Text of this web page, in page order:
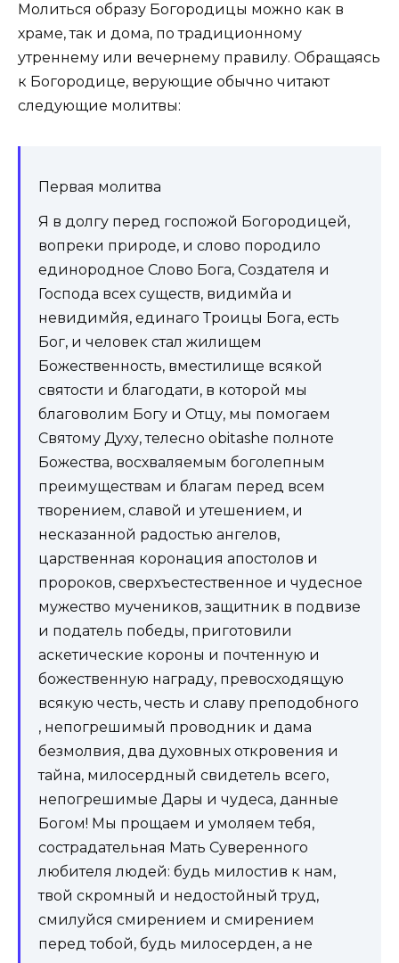
Молиться образу Богородицы можно как в
храме, так и дома, по традиционному
утреннему или вечернему правилу. Обращаясь
к Богородице, верующие обычно читают
следующие молитвы:
Первая молитва
Я в долгу перед госпожой Богородицей,
вопреки природе, и слово породило
единородное Слово Бога, Создателя и
Господа всех существ, видимйа и
невидимйя, единаго Троицы Бога, есть
Бог, и человек стал жилищем
Божественность, вместилище всякой
святости и благодати, в которой мы
благоволим Богу и Отцу, мы помогаем
Святому Духу, телесно obitashe полноте
Божества, восхваляемым боголепным
преимуществам и благам перед всем
творением, славой и утешением, и
несказанной радостью ангелов,
царственная коронация апостолов и
пророков, сверхъестественное и чудесное
мужество мучеников, защитник в подвизе
и податель победы, приготовили
аскетические короны и почтенную и
божественную награду, превосходящую
всякую честь, честь и славу преподобного
, непогрешимый проводник и дама
безмолвия, два духовных откровения и
тайна, милосердный свидетель всего,
непогрешимые Дары и чудеса, данные
Богом! Мы прощаем и умоляем тебя,
сострадательная Мать Суверенного
любителя людей: будь милостив к нам,
твой скромный и недостойный труд,
смилуйся смирением и смирением
перед тобой, будь милосерден, а не